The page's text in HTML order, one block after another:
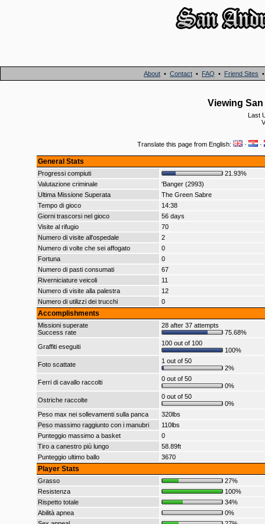
About • Contact • FAQ • Friend Sites
Viewing
Last
Translate this page from English: · ·
General Stats
Progressi compiuti
21.93%
Valutazione criminale
'Banger (2993)
Ultima Missione Superata
The Green Sabre
Tempo di gioco
14:38
Giorni trascorsi nel gioco
56 days
Visite al rifugio
70
Numero di visite all'ospedale
2
Numero di volte che sei affogato
0
Fortuna
0
Numero di pasti consumati
67
Riverniciature veicoli
11
Numero di visite alla palestra
12
Numero di utilizzi dei trucchi
0
Accomplishments
Missioni superate
Success rate
28 after 37 attempts
75.68%
Graffiti eseguiti
100 out of 100
100%
Foto scattate
1 out of 50
2%
Ferri di cavallo raccolti
0 out of 50
0%
Ostriche raccolte
0 out of 50
0%
Peso max nei sollevamenti sulla panca
320lbs
Peso massimo raggiunto con i manubri
110lbs
Punteggio massimo a basket
0
Tiro a canestro più lungo
58.89ft
Punteggio ultimo ballo
3670
Player Stats
Grasso
27%
Resistenza
100%
Rispetto totale
34%
Abilità apnea
0%